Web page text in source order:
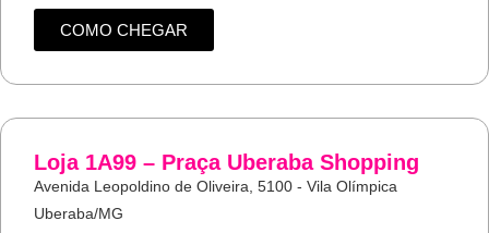
COMO CHEGAR
Loja 1A99 – Praça Uberaba Shopping
Avenida Leopoldino de Oliveira, 5100 - Vila Olímpica
Uberaba/MG